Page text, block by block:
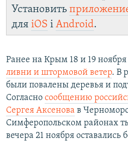
Установить
для iOS і Android.
Ранее на Крым 18 и 19 ноября
ливни и штормовой ветер. В
были повалены деревья и
Согласно сообщению
Сергея Аксенова в
Симферопольском районах
вечера 21 ноября оставались